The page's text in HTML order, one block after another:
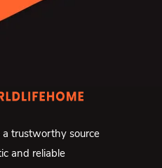
trustworthy source
and reliable